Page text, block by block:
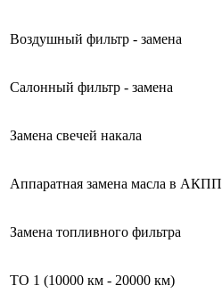
Воздушный фильтр - замена
Салонный фильтр - замена
Замена свечей накала
Аппаратная замена масла в АКПП
Замена топливного фильтра
ТО 1 (10000 км - 20000 км)